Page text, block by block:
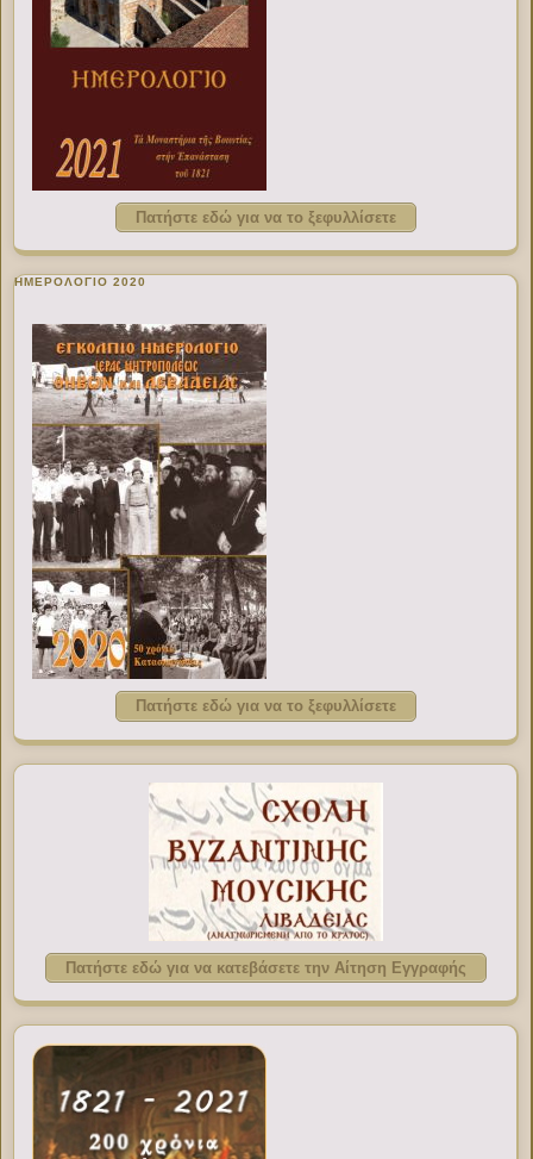
Πατήστε εδώ για να το ξεφυλλίσετε
ΗΜΕΡΟΛΟΓΙΟ 2020
Πατήστε εδώ για να το ξεφυλλίσετε
Πατήστε εδώ για να κατεβάσετε την Αίτηση Εγγραφής